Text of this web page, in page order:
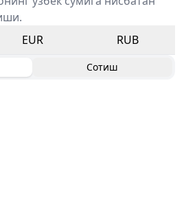
EUR RUB
Сотиш